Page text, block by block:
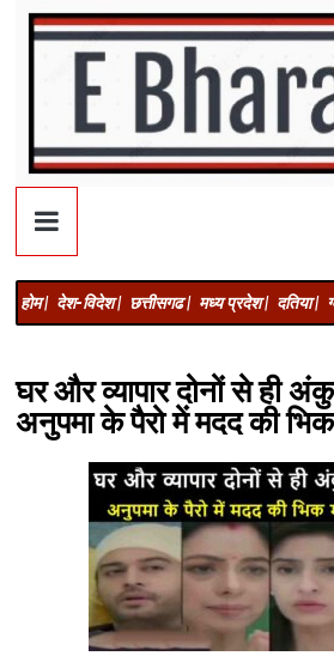
होम | देश-विदेश | छत्तीसगढ | मध्य प्रदेश | दतिया |
घर और व्यापार दोनों से ही
अनुपमा के पैरो में मदद की